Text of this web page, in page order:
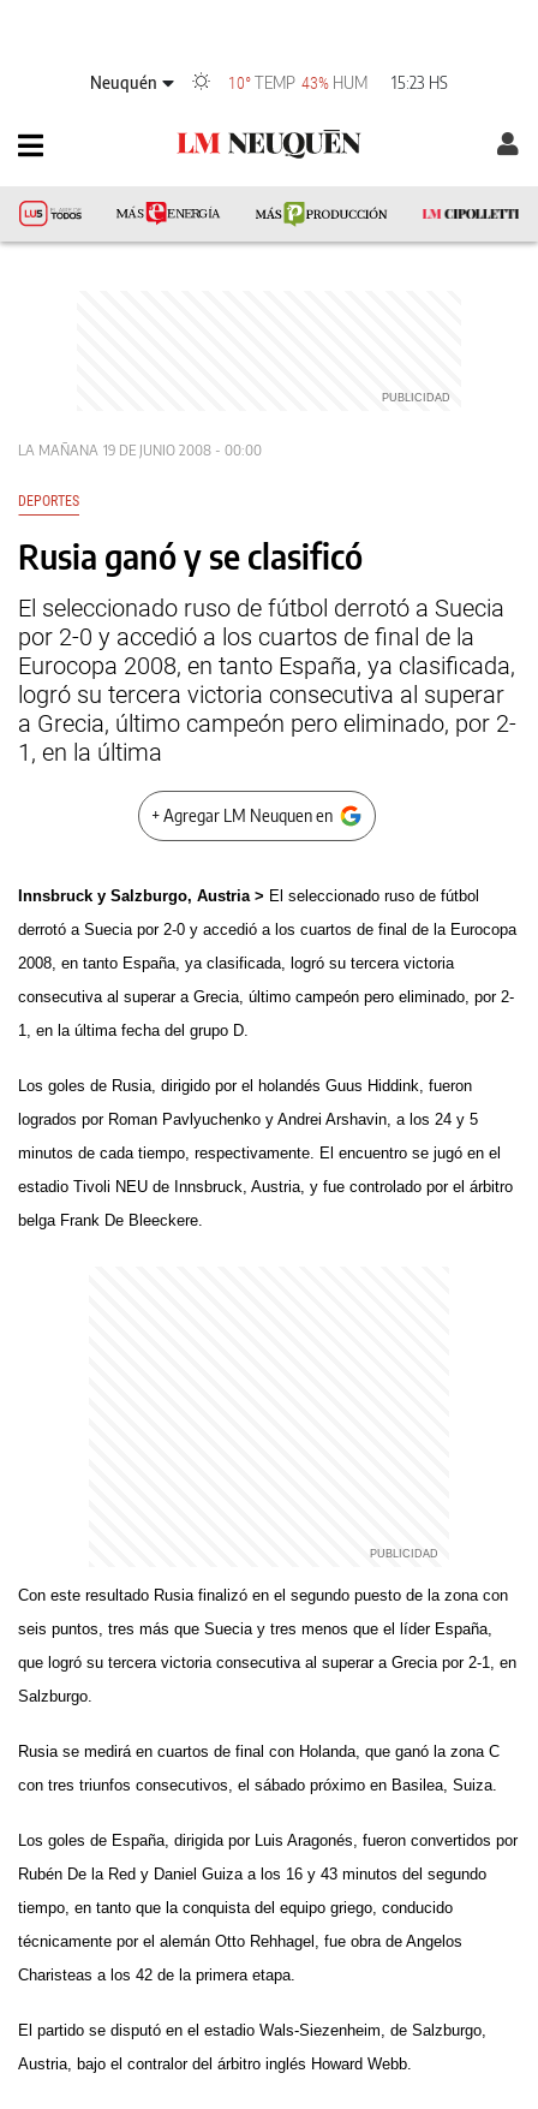
Neuquén 10°TEMP 43% HUM 15:23 HS
LA MAÑANA 19 DE JUNIO 2008 - 00:00
DEPORTES
Rusia ganó y se clasificó
El seleccionado ruso de fútbol derrotó a Suecia
por 2-0 y accedió a los cuartos de final de la
Eurocopa 2008, en tanto España, ya clasificada,
logró su tercera victoria consecutiva al superar
a Grecia, último campeón pero eliminado, por 2-
1, en la última
+ Agregar LM Neuquen en
Innsbruck y Salzburgo, Austria > El seleccionado ruso de fútbol
derrotó a Suecia por 2-0 y accedió a los cuartos de final de la Eurocopa
2008, en tanto España, ya clasificada, logró su tercera victoria
consecutiva al superar a Grecia, último campeón pero eliminado, por 2-
1, en la última fecha del grupo D.
Los goles de Rusia, dirigido por el holandés Guus Hiddink, fueron
logrados por Roman Pavlyuchenko y Andrei Arshavin, a los 24 y 5
minutos de cada tiempo, respectivamente. El encuentro se jugó en el
estadio Tivoli NEU de Innsbruck, Austria, y fue controlado por el árbitro
belga Frank De Bleeckere.
Con este resultado Rusia finalizó en el segundo puesto de la zona con
seis puntos, tres más que Suecia y tres menos que el líder España,
que logró su tercera victoria consecutiva al superar a Grecia por 2-1, en
Salzburgo.
Rusia se medirá en cuartos de final con Holanda, que ganó la zona C
con tres triunfos consecutivos, el sábado próximo en Basilea, Suiza.
Los goles de España, dirigida por Luis Aragonés, fueron convertidos por
Rubén De la Red y Daniel Guiza a los 16 y 43 minutos del segundo
tiempo, en tanto que la conquista del equipo griego, conducido
técnicamente por el alemán Otto Rehhagel, fue obra de Angelos
Charisteas a los 42 de la primera etapa.
El partido se disputó en el estadio Wals-Siezenheim, de Salzburgo,
Austria, bajo el contralor del árbitro inglés Howard Webb.